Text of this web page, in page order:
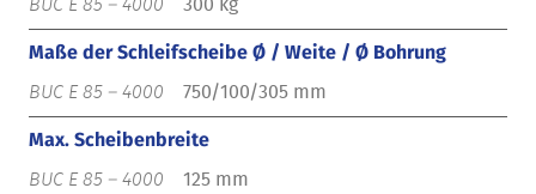
Maße der Schleifscheibe Ø / Weite / Ø Bohrung
750/100/305 mm
Max. Scheibenbreite
125 mm